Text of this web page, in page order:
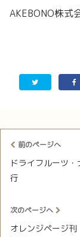
AKEBONO株式
前のページへ
ドライフルーツ
行
次のページへ
オレンジページ